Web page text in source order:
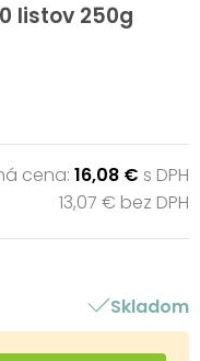
listov 250g
cena: 16,08 € s DPH
13,07 € bez DPH
Skladom